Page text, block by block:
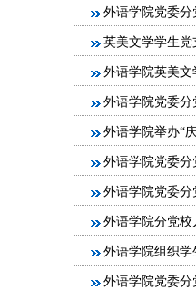
外语学院党委
英美文学学生党
外语学院英美文
外语学院党委
外语学院举办“
外语学院党委
外语学院党委
外语学院分党
外语学院组织
外语学院党委分